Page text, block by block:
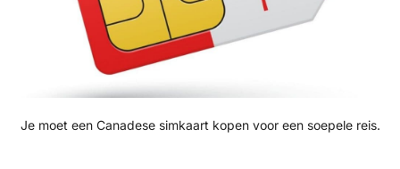
Je moet een Canadese simkaart kopen voor een soepele reis.